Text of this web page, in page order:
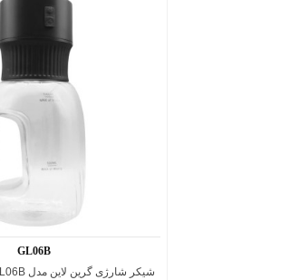
اضافه به
GL06B
شیکر شارژی گرین لاین مدل GL06B